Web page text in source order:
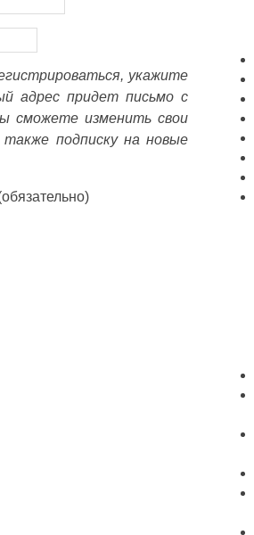
укажите
адрес придет письмо с
сможете изменить свои
подписку на новые